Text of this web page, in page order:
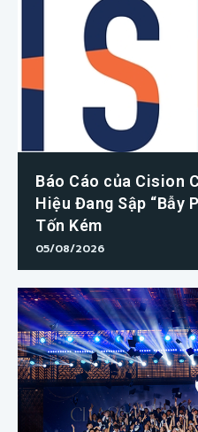
Báo Cáo của Cision
Hiệu Đang Sập “Bẫy
Tốn Kém
05/08/2026